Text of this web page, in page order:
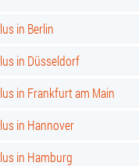
in Berlin
in Düsseldorf
in Frankfurt am Main
in Hannover
in Hamburg